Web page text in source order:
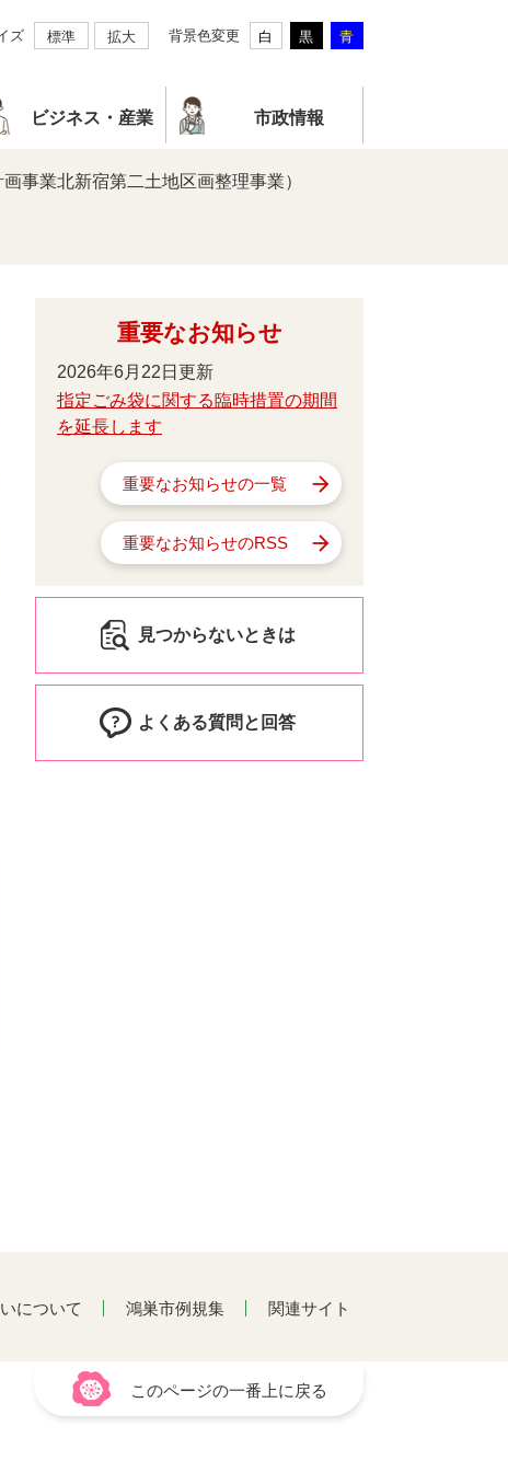
ズ 標準 拡大 背景色変更 白 黒 青
ビジネス・産業 市政情報
事業北新宿第二土地区画整理事業）
重要なお知らせ
2026年6月22日更新
指定ごみ袋に関する臨時措置の期間
を延長します
重要なお知らせの一覧
重要なお知らせのRSS
見つからないときは
よくある質問と回答
について 鴻巣市例規集 関連サイト
このページの一番上に戻る